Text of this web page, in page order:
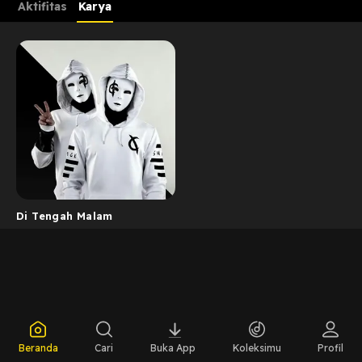
Aktifitas Karya
Di Tengah Malam
Beranda Cari Buka App Koleksimu Profil